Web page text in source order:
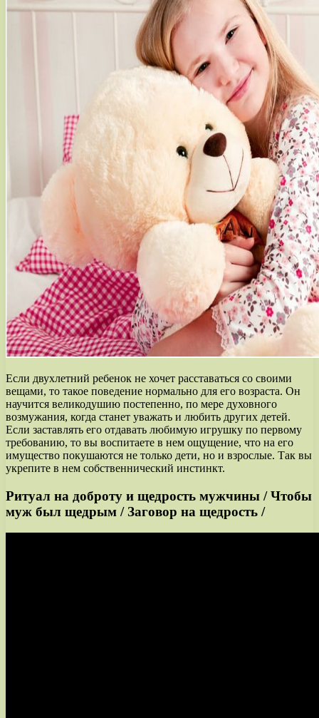
Если двухлетний ребенок не хочет расставаться со своими
вещами, то такое поведение нормально для его возраста. Он
научится великодушию постепенно, по мере духовного
возмужания, когда станет уважать и любить других детей.
Если заставлять его отдавать любимую игрушку по первому
требованию, то вы воспитаете в нем ощущение, что на его
имущество покушаются не только дети, но и взрослые. Так вы
укрепите в нем собственнический инстинкт.
Ритуал на доброту и щедрость мужчины / Чтобы
муж был щедрым / Заговор на щедрость /